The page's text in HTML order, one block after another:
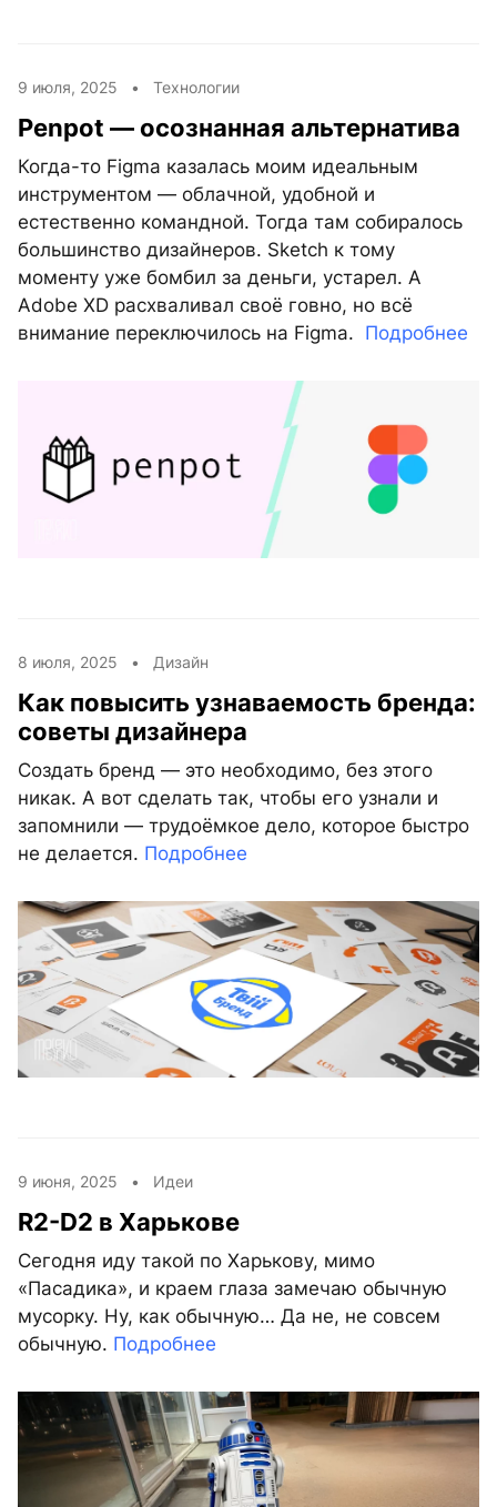
9 июля, 2025 • Технологии
Penpot — осознанная альтернатива
Когда-то Figma казалась моим идеальным
инструментом — облачной, удобной и
естественно командной. Тогда там собиралось
большинство дизайнеров. Sketch к тому
моменту уже бомбил за деньги, устарел. А
Adobe XD расхваливал своё говно, но всё
внимание переключилось на Figma. Подробнее
8 июля, 2025 • Дизайн
Как повысить узнаваемость бренда:
советы дизайнера
Создать бренд — это необходимо, без этого
никак. А вот сделать так, чтобы его узнали и
запомнили — трудоёмкое дело, которое быстро
не делается. Подробнее
9 июня, 2025 • Идеи
R2-D2 в Харькове
Сегодня иду такой по Харькову, мимо
«Пасадика», и краем глаза замечаю обычную
мусорку. Ну, как обычную… Да не, не совсем
обычную. Подробнее